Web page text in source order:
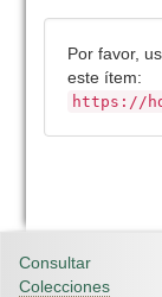
Por favor,
este ítem:
https://
Consultar
Colecciones